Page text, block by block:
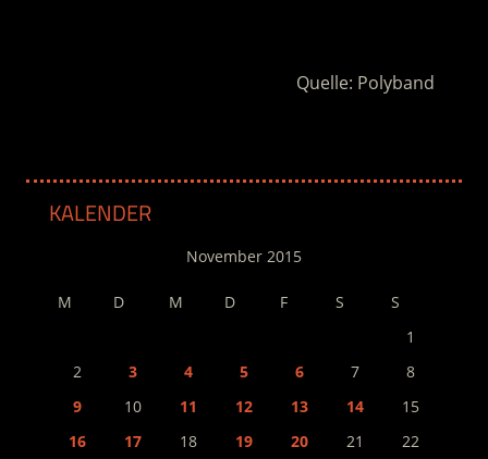
Quelle: Polyband
KALENDER
November 2015
M D M D F S
S
1
2
3 4 5 6 7
8
9
10 11 12 13 14
15
16
17 18 19 20 21
22